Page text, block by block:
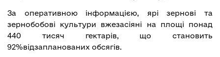
За оперативною інформацією, ярі зернові та
зернобобові культури вжезасіяні на площі понад
440 тисяч гектарів, що становить
92%відзапланованих обсягів.